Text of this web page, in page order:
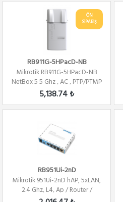
ÖN
SİPARİŞ
RB911G-5HPacD-NB
Mikrotik RB911G-5HPacD-NB
NetBox 5 5 Ghz , AC , PTP/PTMP
,L4
5,138.74 ₺
RB951Ui-2nD
Mikrotik 951Ui-2nD hAP, 5xLAN,
2.4 Ghz, L4, Ap / Router /
Firewal...